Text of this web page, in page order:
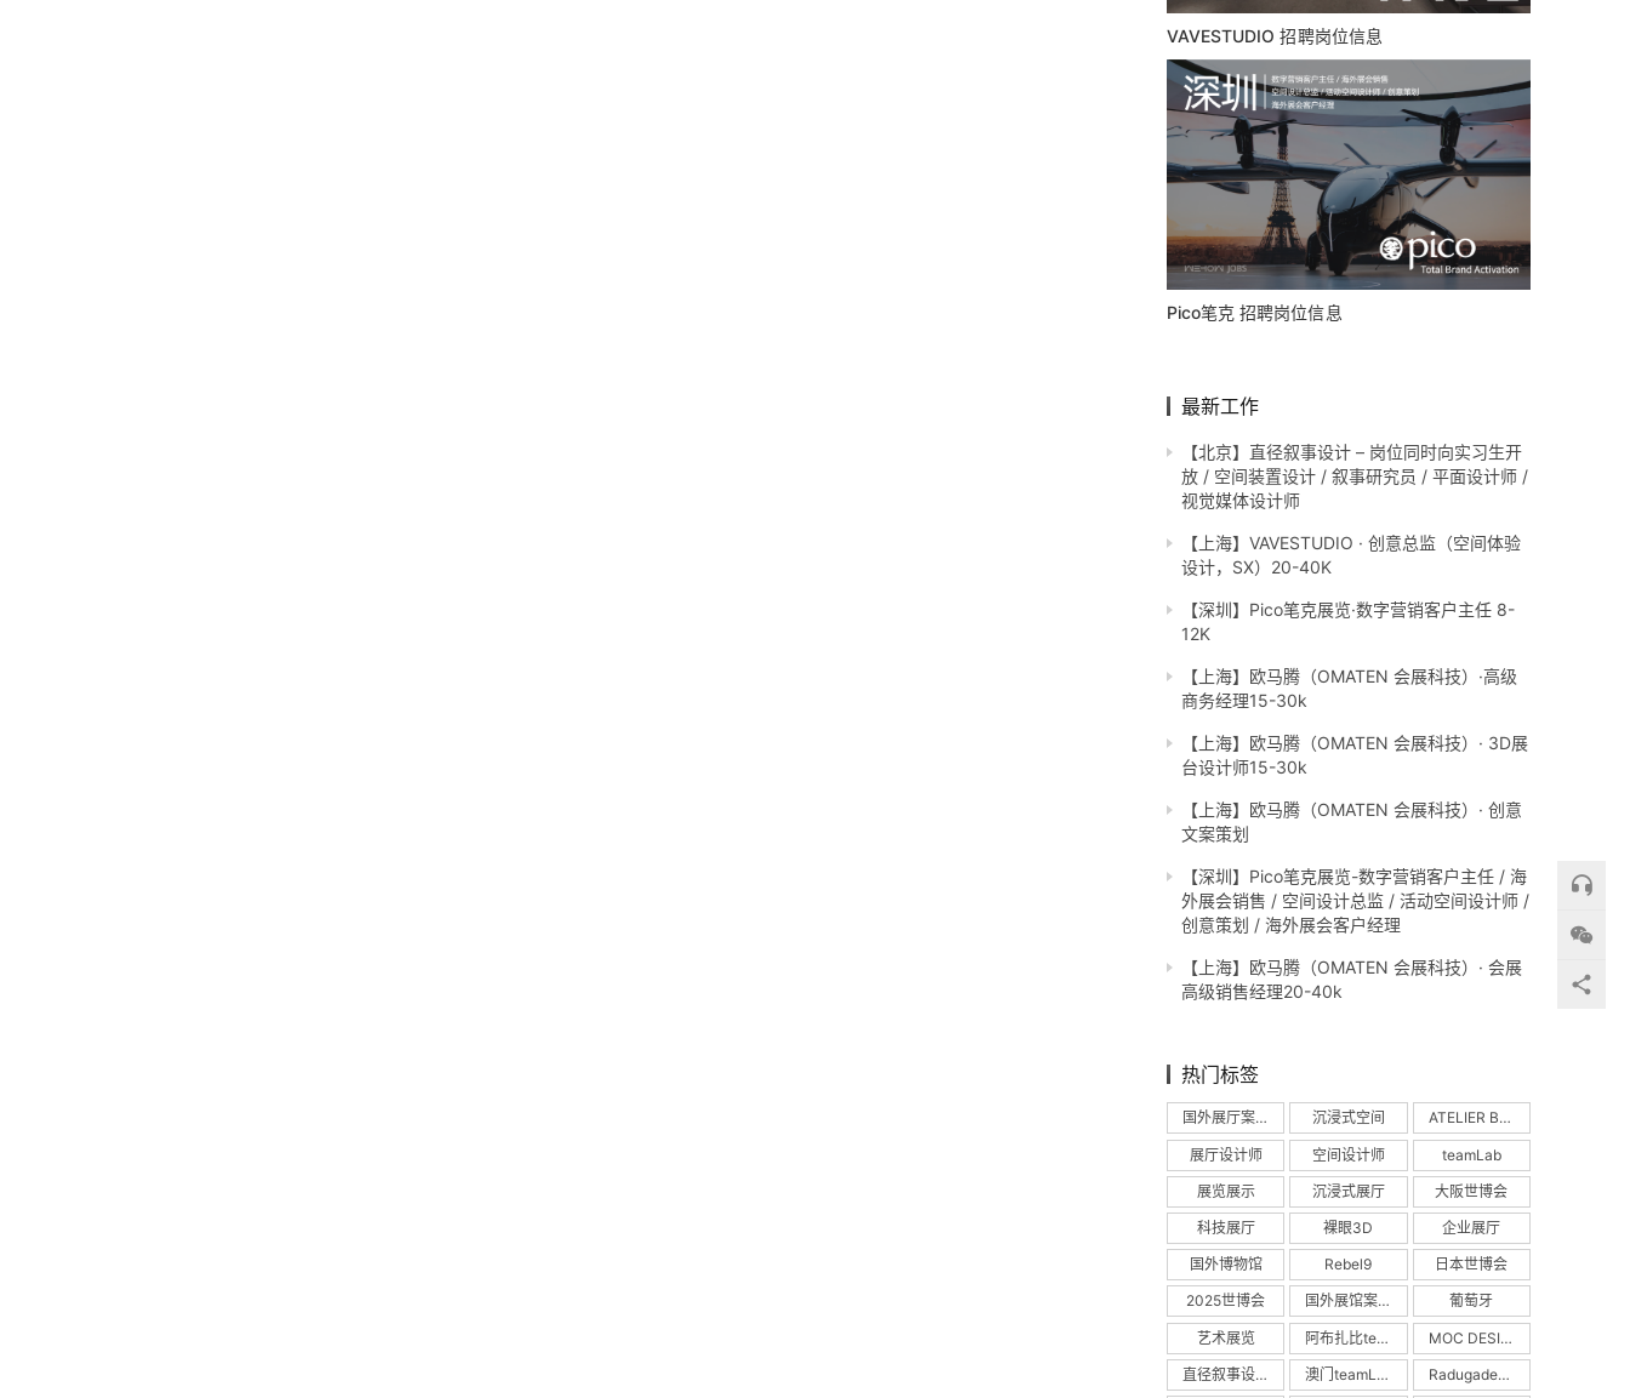
VAVESTUDIO 招聘岗位信息
Pico笔克 招聘岗位信息
最新工作
【北京】直径叙事设计 – 岗位同时向实习生开
放 / 空间装置设计 / 叙事研究员 / 平面设计师 /
视觉媒体设计师
【上海】VAVESTUDIO · 创意总监（空间体验
设计，SX）20-40K
【深圳】Pico笔克展览·数字营销客户主任 8-
12K
【上海】欧马腾（OMATEN 会展科技）·高级
商务经理15-30k
【上海】欧马腾（OMATEN 会展科技）· 3D展
台设计师15-30k
【上海】欧马腾（OMATEN 会展科技）· 创意
文案策划
【深圳】Pico笔克展览-数字营销客户主任 / 海
外展会销售 / 空间设计总监 / 活动空间设计师 /
创意策划 / 海外展会客户经理
【上海】欧马腾（OMATEN 会展科技）· 会展
高级销售经理20-40k
热门标签
国外展厅案例 沉浸式空间 ATELIER BRÜCKNER
展厅设计师 空间设计师 teamLab
展览展示 沉浸式展厅 大阪世博会
科技展厅 裸眼3D 企业展厅
国外博物馆 Rebel9 日本世博会
2025世博会 国外展馆案例 葡萄牙
艺术展览 阿布扎比teamLab MOC DESIGN
直径叙事设计 澳门teamLab Radugadesign